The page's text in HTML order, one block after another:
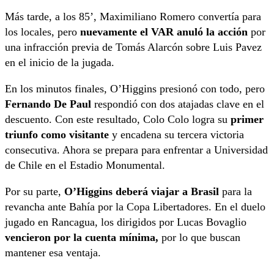
Más tarde, a los 85’, Maximiliano Romero convertía para
los locales, pero nuevamente el VAR anuló la acción por
una infracción previa de Tomás Alarcón sobre Luis Pavez
en el inicio de la jugada.
En los minutos finales, O’Higgins presionó con todo, pero
Fernando De Paul respondió con dos atajadas clave en el
descuento. Con este resultado, Colo Colo logra su primer
triunfo como visitante y encadena su tercera victoria
consecutiva. Ahora se prepara para enfrentar a Universidad
de Chile en el Estadio Monumental.
Por su parte, O’Higgins deberá viajar a Brasil para la
revancha ante Bahía por la Copa Libertadores. En el duelo
jugado en Rancagua, los dirigidos por Lucas Bovaglio
vencieron por la cuenta mínima, por lo que buscan
mantener esa ventaja.